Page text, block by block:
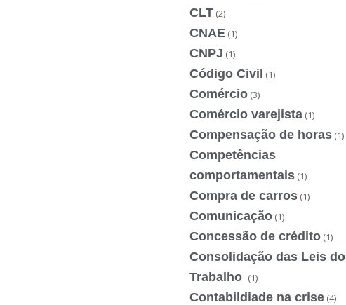
CLT (2)
CNAE (1)
CNPJ (1)
Código Civil (1)
Comércio (3)
Comércio varejista (1)
Compensação de horas (1)
Competências
comportamentais (1)
Compra de carros (1)
Comunicação (1)
Concessão de crédito (1)
Consolidação das Leis do
Trabalho (1)
Contabildiade na crise (4)